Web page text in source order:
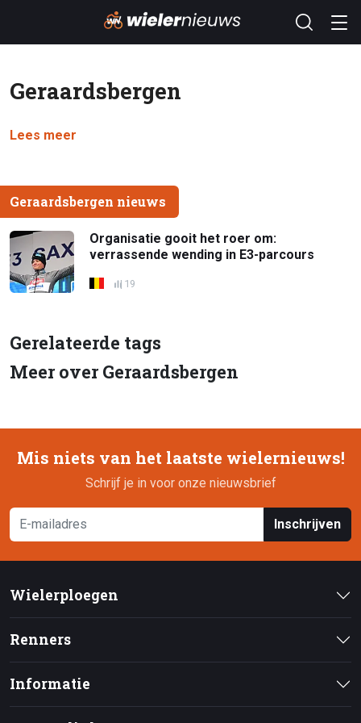
Geraardsbergen
Lees meer
Geraardsbergen nieuws
Organisatie gooit het roer om:
verrassende wending in E3-parcours
19
Gerelateerde tags
Meer over Geraardsbergen
Mis niets van het laatste wielernieuws!
Schrijf je in voor onze nieuwsbrief
Inschrijven
Wielerploegen
Renners
Informatie